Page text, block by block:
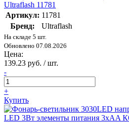
Ultraflash 11781
Артикул: 11781
Бренд:
Ultraflash
На складе 5 шт.
Обновлено 07.08.2026
Цена:
139.23 руб. / шт.
-
+
Купить